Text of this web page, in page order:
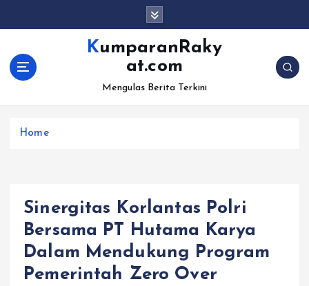
KumparanRaky
at.com
Mengulas Berita Terkini
Home
Sinergitas Korlantas Polri
Bersama PT Hutama Karya
Dalam Mendukung Program
Pemerintah Zero Over